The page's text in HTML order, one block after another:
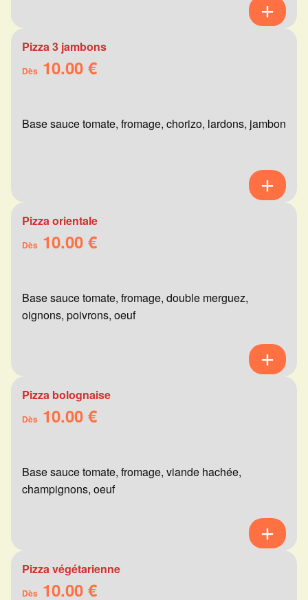
Pizza 3 jambons
Dès 10.00 €
Base sauce tomate, fromage, chorizo, lardons, jambon
Pizza orientale
Dès 10.00 €
Base sauce tomate, fromage, double merguez,
oignons, poivrons, oeuf
Pizza bolognaise
Dès 10.00 €
Base sauce tomate, fromage, viande hachée,
champignons, oeuf
Pizza végétarienne
Dès 10.00 €